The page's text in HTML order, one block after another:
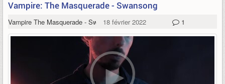
Vampire: The Masquerade - Swansong
Vampire The Masquerade - Swansong18 février 2022 1